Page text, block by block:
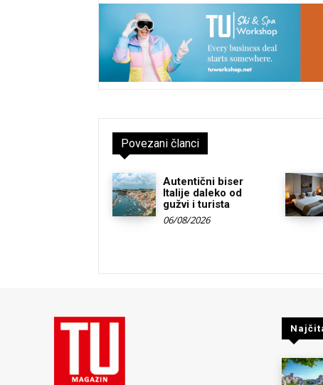
Povezani članci
Autentični biser
Italije daleko od
gužvi i turista
06/08/2026